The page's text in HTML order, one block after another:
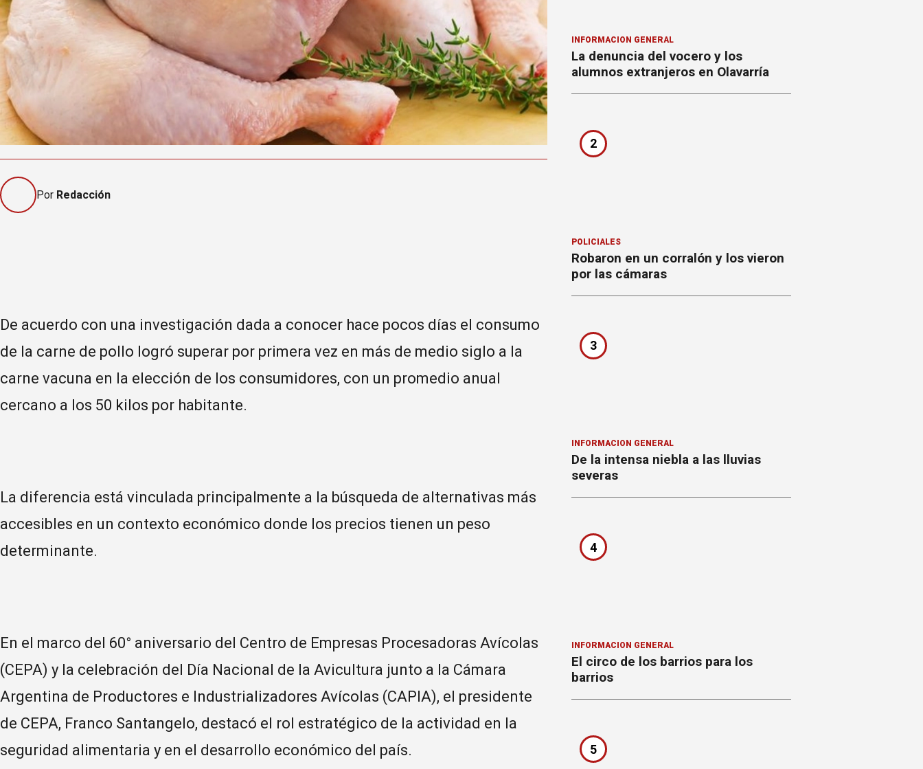
Por Redacción
De acuerdo con una investigación dada a conocer hace pocos días el consumo
de la carne de pollo logró superar por primera vez en más de medio siglo a la
carne vacuna en la elección de los consumidores, con un promedio anual
cercano a los 50 kilos por habitante.
La diferencia está vinculada principalmente a la búsqueda de alternativas más
accesibles en un contexto económico donde los precios tienen un peso
determinante.
En el marco del 60° aniversario del Centro de Empresas Procesadoras Avícolas
(CEPA) y la celebración del Día Nacional de la Avicultura junto a la Cámara
Argentina de Productores e Industrializadores Avícolas (CAPIA), el presidente
de CEPA, Franco Santangelo, destacó el rol estratégico de la actividad en la
seguridad alimentaria y en el desarrollo económico del país.
INFORMACION GENERAL
La denuncia del vocero y los
alumnos extranjeros en Olavarría
2
POLICIALES
Robaron en un corralón y los vieron
por las cámaras
3
INFORMACION GENERAL
De la intensa niebla a las lluvias
severas
4
INFORMACION GENERAL
El circo de los barrios para los
barrios
5